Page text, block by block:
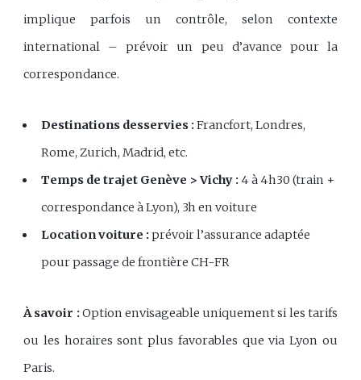
implique parfois un contrôle, selon contexte
international – prévoir un peu d’avance pour la
correspondance.
Destinations desservies :Francfort, Londres,
Rome, Zurich, Madrid, etc.
Temps de trajet Genève > Vichy : 4 à 4h30 (train +
correspondance à Lyon), 3h en voiture
Location voiture :prévoir l’assurance adaptée
pour passage de frontière CH-FR
À savoir :Option envisageable uniquement si les tarifs
ou les horaires sont plus favorables que via Lyon ou
Paris.